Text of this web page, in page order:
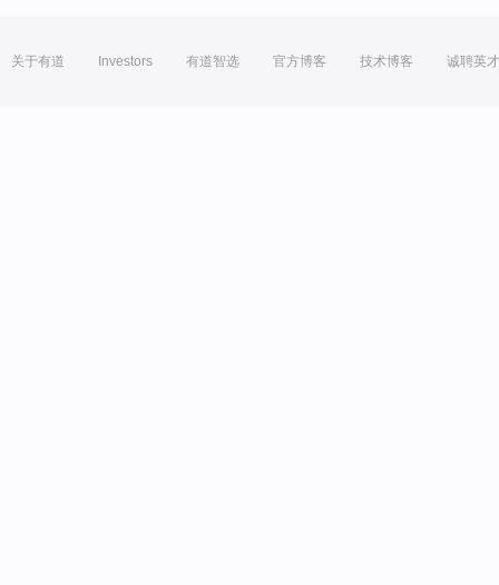
关于有道 Investors 有道智选 官方博客 技术博客 诚聘英才